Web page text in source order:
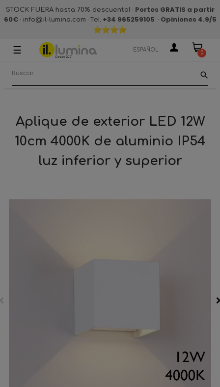
STOCK FUERA hasta 70% descuento! · Portes GRATIS a partir
60€· info@il-lumina.com · Tel. +34 965259105 · Opiniones 4.9/5
Navegación
palanca
☰ ESPAÑOL 0
search
Aplique de exterior LED 12W
10cm 4000K de aluminio IP54
luz inferior y superior